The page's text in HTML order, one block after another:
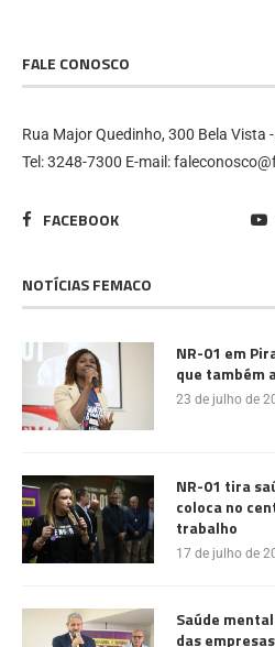
FALE CONOSCO
Rua Major Quedinho, 300 Bela Vista
Tel: 3248-7300 E-mail:
FACEBOOK
NOTÍCIAS FEMACO
NR-01 em
que também
23 de julho de
NR-01 tira
coloca no
trabalho
17 de julho de
Saúde
das